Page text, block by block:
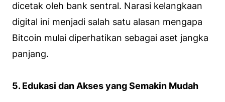
dicetak oleh bank sentral. Narasi kelangkaan
digital ini menjadi salah satu alasan mengapa
Bitcoin mulai diperhatikan sebagai aset jangka
panjang.
5. Edukasi dan Akses yang Semakin Mudah